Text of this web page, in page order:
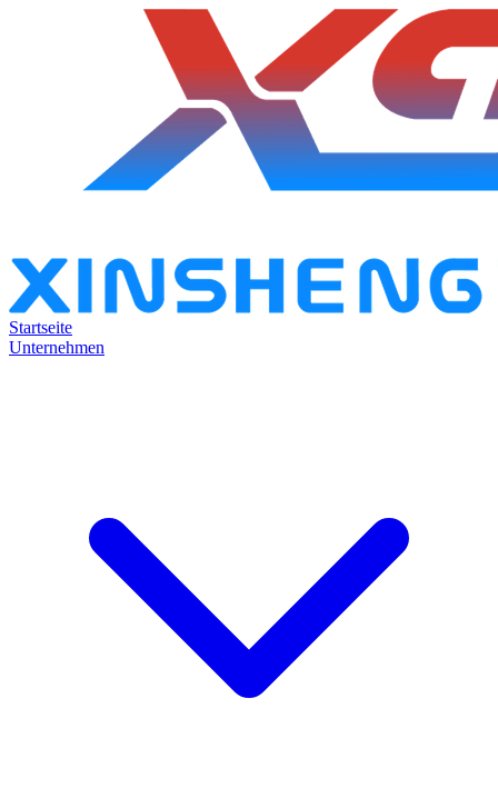
Startseite
Unternehmen